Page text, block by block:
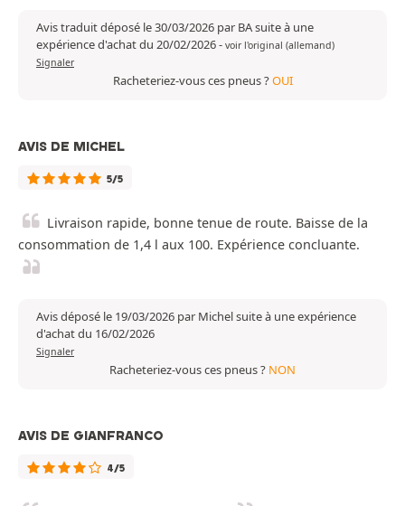
Avis traduit déposé le 30/03/2026 par BA suite à une
expérience d'achat du 20/02/2026- voir l'original (allemand)
Signaler
Racheteriez-vous ces pneus ?OUI
AVIS DE MICHEL
5/5
Livraison rapide, bonne tenue de route. Baisse de la
consommation de 1,4 l aux 100. Expérience concluante.
Avis déposé le 19/03/2026 par Michel suite à une expérience
d'achat du 16/02/2026
Signaler
Racheteriez-vous ces pneus ? NON
AVIS DE GIANFRANCO
4/5